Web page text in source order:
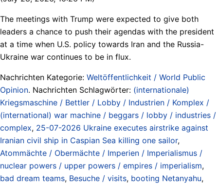
The meetings with Trump were expected to give both
leaders a chance to push their agendas with the president
at a time when U.S. policy towards Iran and the Russia-
Ukraine war continues to be in flux.
Nachrichten Kategorie: Weltöffentlichkeit / World Public
Opinion. Nachrichten Schlagwörter: (internationale)
Kriegsmaschine / Bettler / Lobby / Industrien / Komplex /
(international) war machine / beggars / lobby / industries /
complex, 25-07-2026 Ukraine executes airstrike against
Iranian civil ship in Caspian Sea killing one sailor,
Atommächte / Obermächte / Imperien / Imperialismus /
nuclear powers / upper powers / empires / imperialism,
bad dream teams, Besuche / visits, booting Netanyahu,